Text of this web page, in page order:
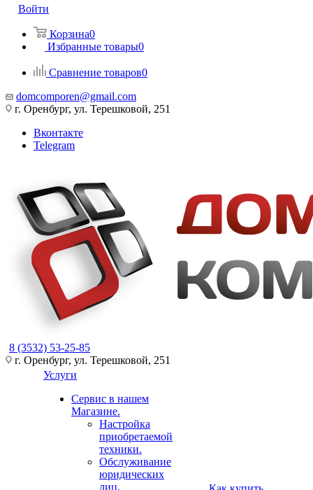
Войти
Корзина0
Избранные товары0
Сравнение товаров0
domcomporen@gmail.com
г. Оренбург, ул. Терешковой, 251
Вконтакте
Telegram
8 (3532) 53-25-85
г. Оренбург, ул. Терешковой, 251
Услуги
Сервис в нашем
Магазине.
Настройка
приобретаемой
техники.
Обслуживание
юридических
лиц.